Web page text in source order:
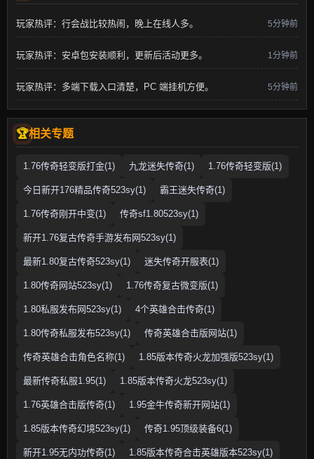
玩家热评：行会战比较热闹，晚上在线人多。 5分钟前
玩家热评：安卓包安装顺利，更新后活动更多。 1分钟前
玩家热评：多端下载入口清楚，PC 端挂机方便。 5分钟前
相关专题
1.76传奇轻变版打金(1) 九龙迷失传奇(1) 1.76传奇轻变版(1)
今日新开176精品传奇523sy(1) 霸王迷失传奇(1)
1.76传奇刚开中变(1) 传奇sf1.80523sy(1)
新开1.76复古传奇手游发布网523sy(1)
最新1.80复古传奇523sy(1) 迷失传奇开服表(1)
1.80传奇网站523sy(1) 1.76传奇复古微变版(1)
1.80私服发布网523sy(1) 4个英雄合击传奇(1)
1.80传奇私服发布523sy(1) 传奇英雄合击版网站(1)
传奇英雄合击角色名称(1) 1.85版本传奇火龙加强版523sy(1)
最新传奇私服1.95(1) 1.85版本传奇火龙523sy(1)
1.76英雄合击版传奇(1) 1.95金牛传奇新开网站(1)
1.85版本传奇幻境523sy(1) 传奇1.95顶级装备6(1)
新开1.95无内功传奇(1) 1.85版本传奇合击英雄版本523sy(1)